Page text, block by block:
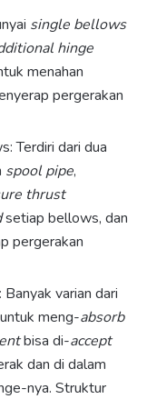
single bellows
hinge
menahan
pergerakan
Terdiri dari dua
spool pipe,
thrust
setiap bellows, dan
pergerakan
varian dari
untuk meng-absorb
bisa di-accept
dan di dalam
nya. Struktur